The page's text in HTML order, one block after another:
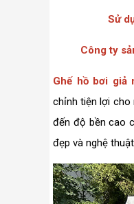
Sử
Công ty
Ghế hồ bơi giả
chỉnh tiện lợi cho
đến độ bền cao
đẹp và nghệ